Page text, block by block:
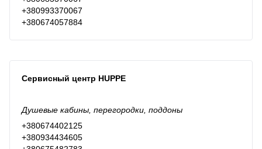
+380993370067
+380674057884
Сервисный центр HUPPE
Душевые кабины, перегородки, поддоны
+380674402125
+380934434605